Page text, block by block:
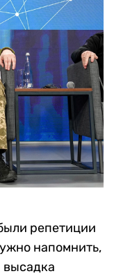
репетиции
напомнить,
высадка